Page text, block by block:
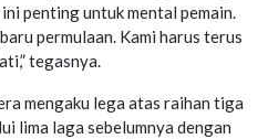
penting untuk mental pemain.
permulaan. Kami harus terus
tegasnya.
mengaku lega atas raihan tiga
lima laga sebelumnya dengan